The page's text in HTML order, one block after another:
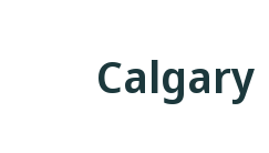
Calgary